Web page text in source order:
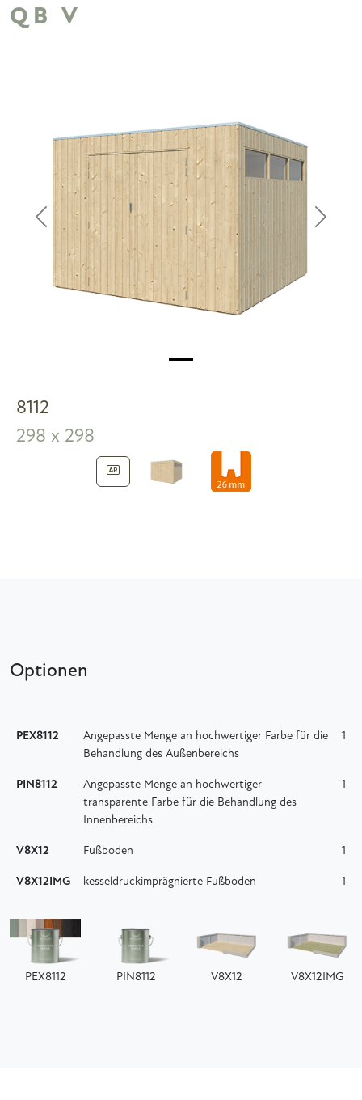
QB V
Previous Next
8112
298 x 298
Optionen
PEX8112
Angepasste Menge an hochwertiger Farbe für die
Behandlung des Außenbereichs
1
PIN8112
Angepasste Menge an hochwertiger
transparente Farbe für die Behandlung des
Innenbereichs
1
V8X12 Fußboden 1
V8X12IMG kesseldruckimprägnierte Fußboden 1
PEX8112 PIN8112 V8X12 V8X12IMG